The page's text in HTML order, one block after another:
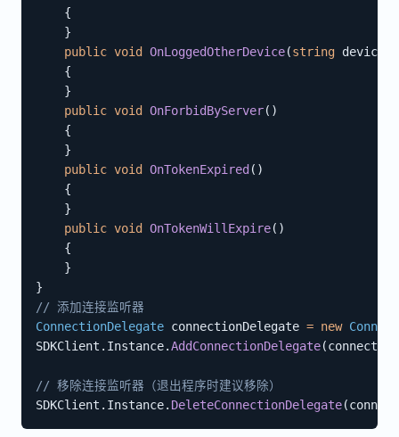
{
}
public void OnLoggedOtherDevice(string
{
}
public void OnForbidByServer( )
{
}
public void OnTokenExpired ( )
{
}
public void OnTokenWillExpire( )
{
}
}
// 添加连接监听器
ConnectionDelegate connectionDelegate = new
SDKClient . Instance.AddConnectionDelegate(
// 移除连接监听器（退出程序时建议移除）
SDKClient . Instance. DeleteConnectionDelegate(